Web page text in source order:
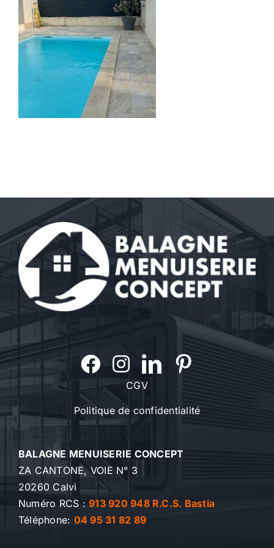
Contact
A propos
CGV
Politique de confidentialité
BALAGNE MENUISERIE CONCEPT
ZA CANTONE, VOIE N° 3
20260 Calvi
Numéro RCS :913 920 948 R.C.S. Bastia
Téléphone: 04 95 31 82 89